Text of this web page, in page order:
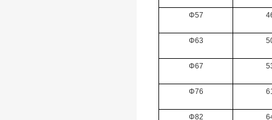
Φ57
Φ63
Φ67
Φ76
Φ82